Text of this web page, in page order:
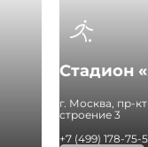
Стадион
г. Москва, пр-
строение 3
+7 (499) 178-75-